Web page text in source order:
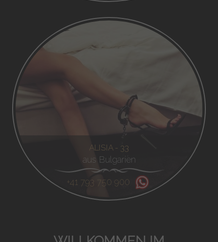
ALISIA - 33
aus Bulgarien
+41 793 750 900